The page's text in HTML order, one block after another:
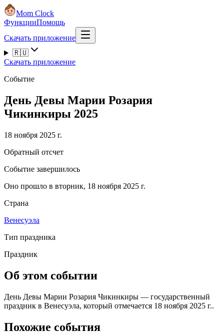
Mom Clock
ФункцииПомощь
Скачать приложение
🇷🇺
Скачать приложение
Событие
День Девы Марии Розария
Чикинкиры 2025
18 ноября 2025 г.
Обратный отсчет
Событие завершилось
Оно прошло в вторник, 18 ноября 2025 г.
Страна
Венесуэла
Тип праздника
Праздник
Об этом событии
День Девы Марии Розария Чикинкиры — государственный
праздник в Венесуэла, который отмечается 18 ноября 2025 г..
Похожие события